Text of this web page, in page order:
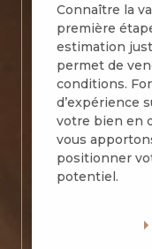
Connaître la
première
estimation
permet de
conditions.
d’expérience
votre bien en
vous
positionner
potentiel.